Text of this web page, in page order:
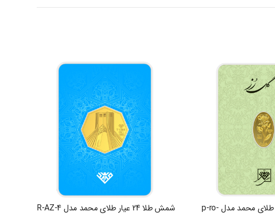
شمش طلا 24 عیار طلای محمد مدل p-ro-
شمش طلا 24 عیار طلای محمد مدل R-AZ-4